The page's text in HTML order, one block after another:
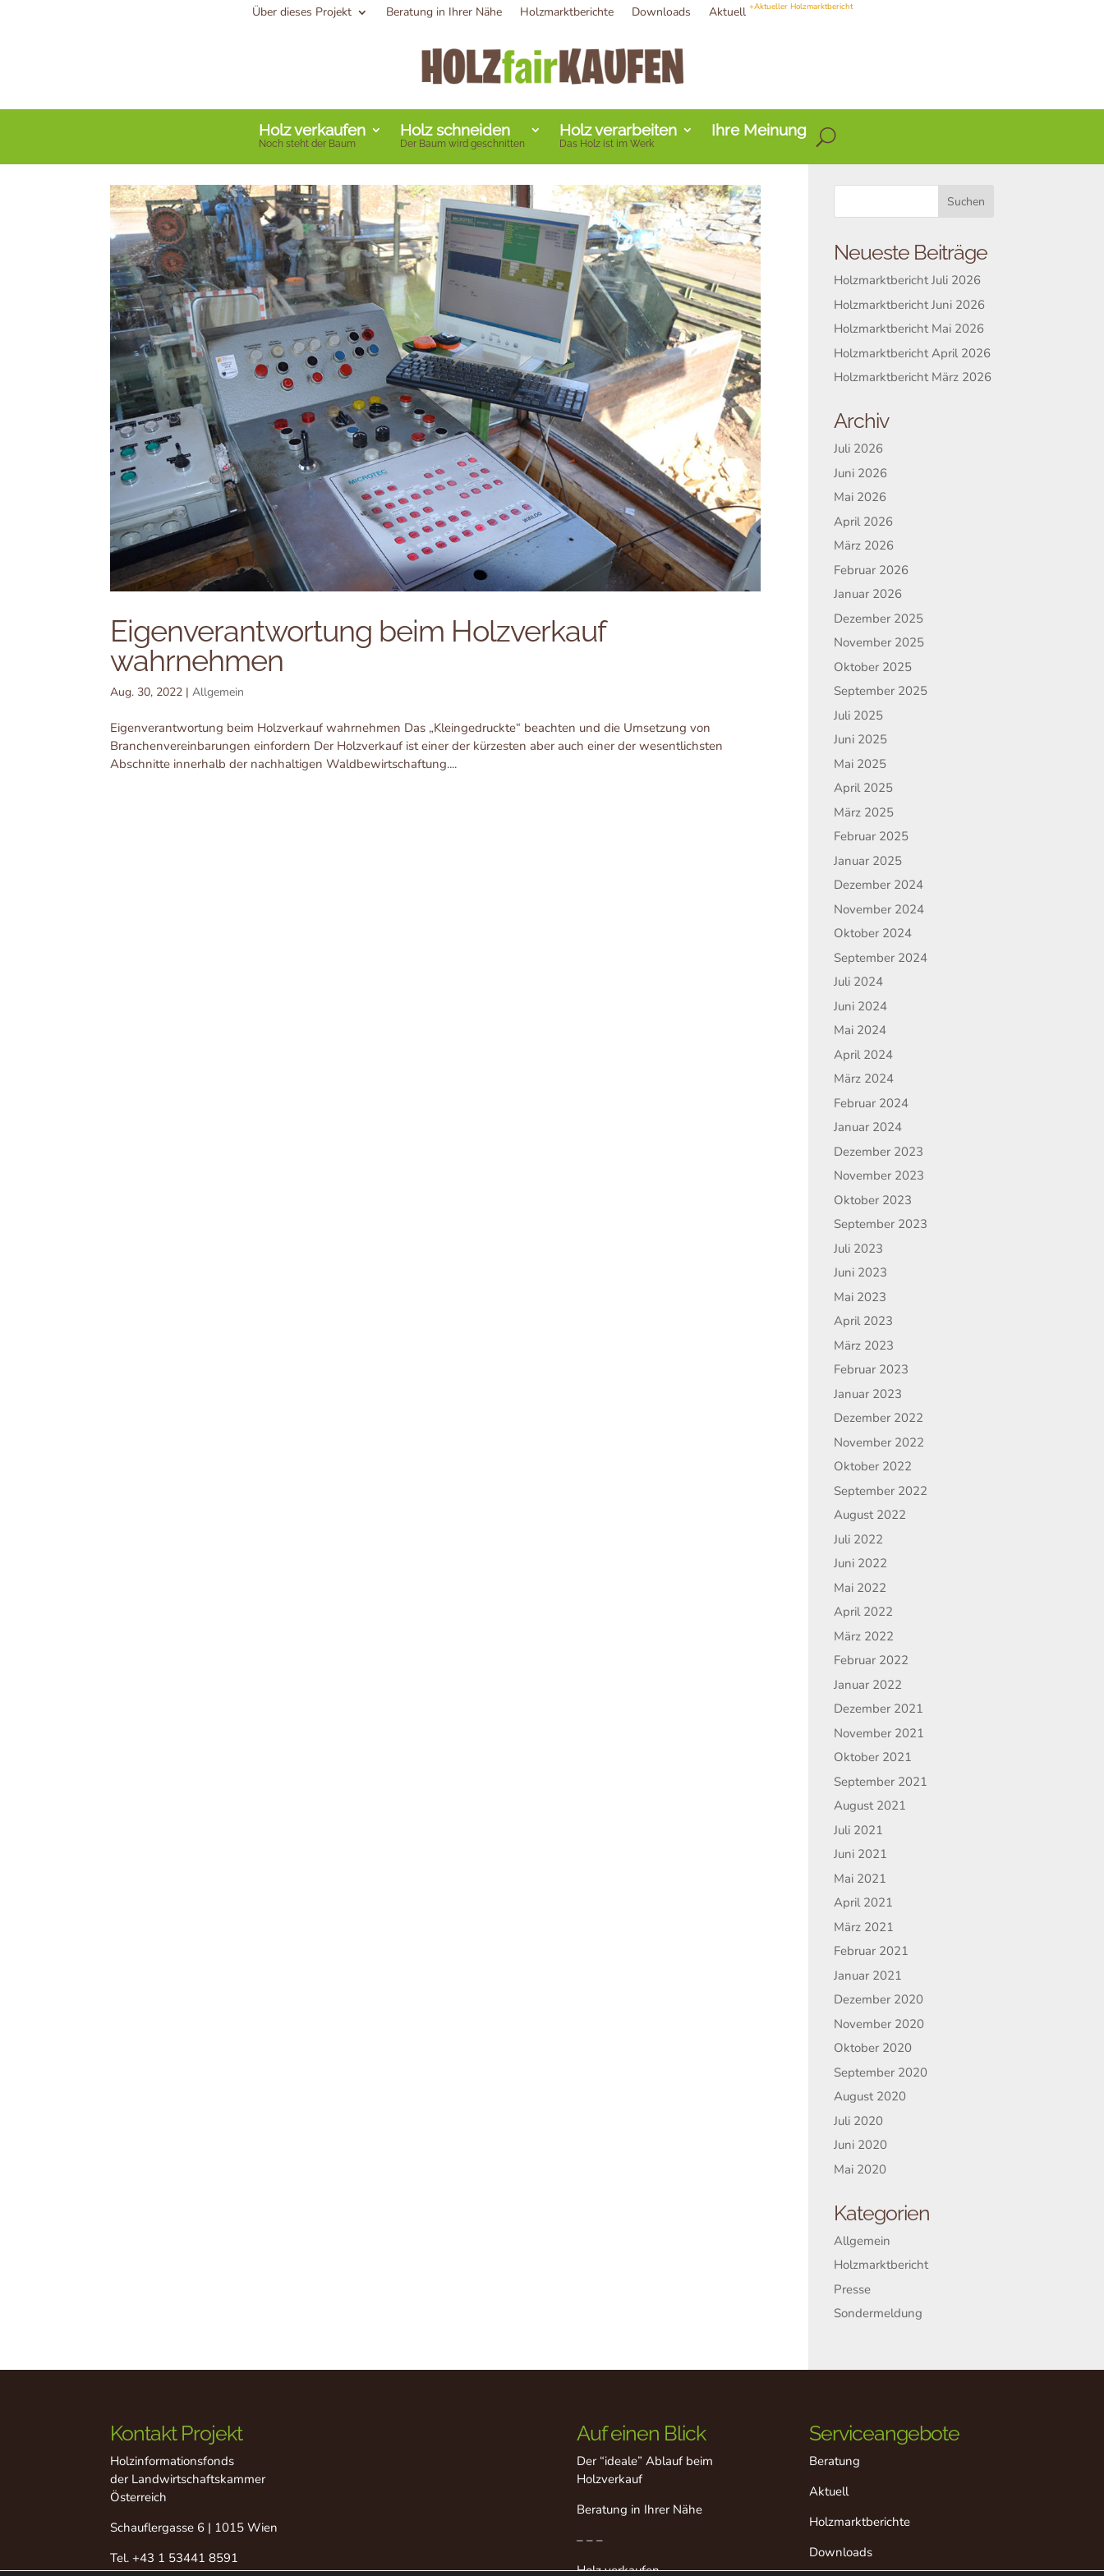
Über dieses Projekt Beratung in Ihrer Nähe Holzmarktberichte Downloads Aktuell +Aktueller Holzmarktbericht
Holz verkaufen
Noch steht der Baum
Holz schneiden
Der Baum wird geschnitten
Holz verarbeiten
Das Holz ist im Werk
Ihre Meinung
Eigenverantwortung beim Holzverkauf
wahrnehmen
Aug. 30, 2022 |Allgemein
Eigenverantwortung beim Holzverkauf wahrnehmen Das „Kleingedruckte“ beachten und die Umsetzung von
Branchenvereinbarungen einfordern Der Holzverkauf ist einer der kürzesten aber auch einer der wesentlichsten
Abschnitte innerhalb der nachhaltigen Waldbewirtschaftung....
Neueste Beiträge
Holzmarktbericht Juli 2026
Holzmarktbericht Juni 2026
Holzmarktbericht Mai 2026
Holzmarktbericht April 2026
Holzmarktbericht März 2026
Archiv
Juli 2026
Juni 2026
Mai 2026
April 2026
März 2026
Februar 2026
Januar 2026
Dezember 2025
November 2025
Oktober 2025
September 2025
Juli 2025
Juni 2025
Mai 2025
April 2025
März 2025
Februar 2025
Januar 2025
Dezember 2024
November 2024
Oktober 2024
September 2024
Juli 2024
Juni 2024
Mai 2024
April 2024
März 2024
Februar 2024
Januar 2024
Dezember 2023
November 2023
Oktober 2023
September 2023
Juli 2023
Juni 2023
Mai 2023
April 2023
März 2023
Februar 2023
Januar 2023
Dezember 2022
November 2022
Oktober 2022
September 2022
August 2022
Juli 2022
Juni 2022
Mai 2022
April 2022
März 2022
Februar 2022
Januar 2022
Dezember 2021
November 2021
Oktober 2021
September 2021
August 2021
Juli 2021
Juni 2021
Mai 2021
April 2021
März 2021
Februar 2021
Januar 2021
Dezember 2020
November 2020
Oktober 2020
September 2020
August 2020
Juli 2020
Juni 2020
Mai 2020
Kategorien
Allgemein
Holzmarktbericht
Presse
Sondermeldung
Kontakt Projekt
Holzinformationsfonds
der Landwirtschaftskammer
Österreich
Schauflergasse 6 | 1015 Wien
Tel.+43 1 53441 8591
Auf einen Blick
Der “ideale” Ablauf beim
Holzverkauf
Beratung in Ihrer Nähe
– – –
Holz verkaufen
Serviceangebote
Beratung
Aktuell
Holzmarktberichte
Downloads